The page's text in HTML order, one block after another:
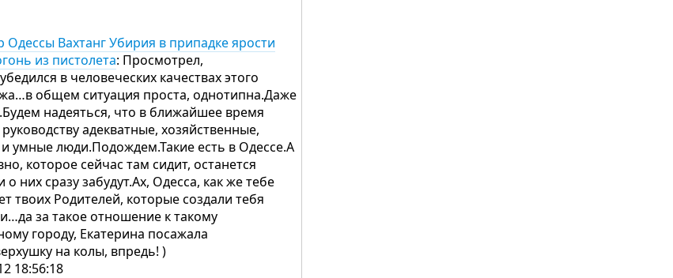
Одессы Вахтанг Убирия в припадке ярости
из пистолета: Просмотрел,
в человеческих качествах этого
общем ситуация проста, однотипна.Даже
надеяться, что в ближайшее время
адекватные, хозяйственные,
умные люди.Подождем.Такие есть в Одессе.А
которое сейчас там сидит, останется
о них сразу забудут.Ах, Одесса, как же тебе
твоих Родителей, которые создали тебя
за такое отношение к такому
городу, Екатерина посажала
на колы, впредь! )
18:56:18